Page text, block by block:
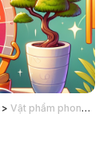
> Vật phẩm phong thuỷ cho người mới bắt đầu – chọn thế nào?